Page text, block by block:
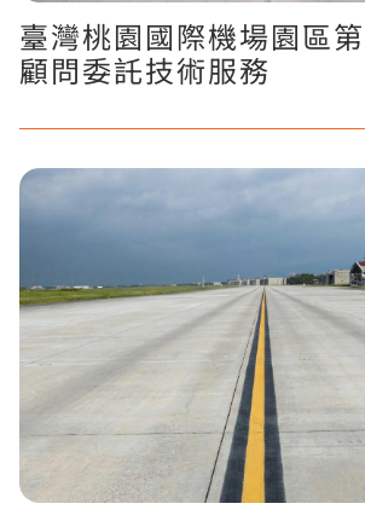
臺灣桃園國際機場園區
顧問委託技術服務